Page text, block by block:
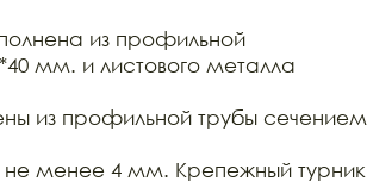
из профильной
мм. и листового металла
из профильной трубы сечением
не менее 4 мм. Крепежный турник